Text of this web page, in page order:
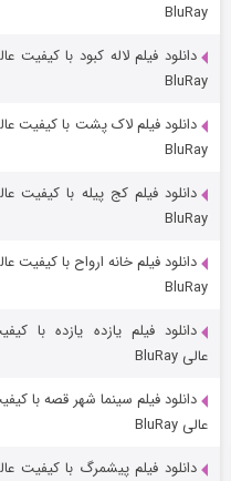
قسمت
خاندان اژدها فصل ۳
BluRay
دانلود فیلم لاله کبود با کیفیت
BluRay
دانلود فیلم لاک پشت با کیفیت
BluRay
دانلود فیلم کج‌ پیله با کیفیت
BluRay
دانلود فیلم خانه ارواح با کیفیت
BluRay
دانلود فیلم یازده یازده با
عالی BluRay
دانلود فیلم سینما شهر قصه با
عالی BluRay
دانلود فیلم پیشمرگ با کیفیت